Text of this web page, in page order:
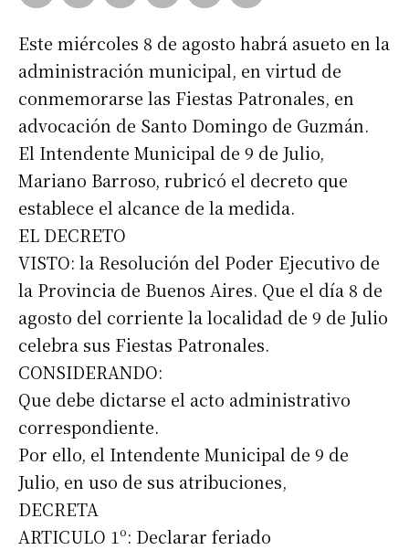
Este miércoles 8 de agosto habrá asueto en la
administración municipal, en virtud de
conmemorarse las Fiestas Patronales, en
advocación de Santo Domingo de Guzmán.
El Intendente Municipal de 9 de Julio,
Mariano Barroso, rubricó el decreto que
establece el alcance de la medida.
EL DECRETO
VISTO: la Resolución del Poder Ejecutivo de
la Provincia de Buenos Aires. Que el día 8 de
agosto del corriente la localidad de 9 de Julio
celebra sus Fiestas Patronales.
CONSIDERANDO:
Que debe dictarse el acto administrativo
correspondiente.
Por ello, el Intendente Municipal de 9 de
Julio, en uso de sus atribuciones,
DECRETA
ARTICULO 1º: Declarar feriado